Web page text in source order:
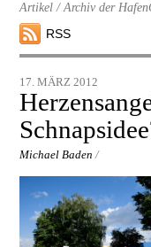
Artikel / Archiv der
RSS
17. MÄRZ 2012
Michael Baden /